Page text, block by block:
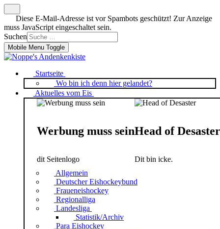
Diese E-Mail-Adresse ist vor Spambots geschützt! Zur Anzeige
muss JavaScript eingeschaltet sein.
Suchen
Mobile Menu Toggle
Startseite
Wo bin ich denn hier gelandet?
Aktuelles vom Eis
Werbung muss sein
dit Seitenlogo
Head of Desaster
Dit bin icke.
Allgemein
Deutscher Eishockeybund
Fraueneishockey
Regionalliga
Landesliga
Statistik/Archiv
Para Eishockey